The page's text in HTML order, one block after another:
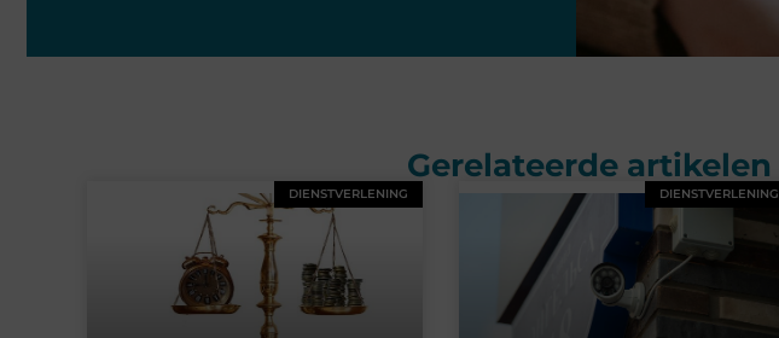
Gerelateerde artikelen
DIENSTVERLENING DIENSTVERLENING